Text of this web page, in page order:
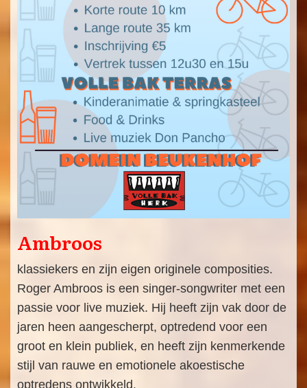
Ambroos
klassiekers en zijn eigen originele composities.
Roger Ambroos is een singer-songwriter met een
passie voor live muziek. Hij heeft zijn vak door de
jaren heen aangescherpt, optredend voor een
groot en klein publiek, en heeft zijn kenmerkende
stijl van rauwe en emotionele akoestische
optredens ontwikkeld.